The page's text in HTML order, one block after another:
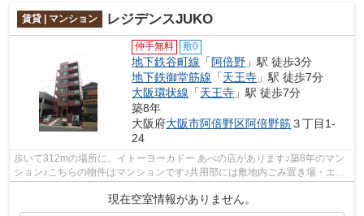
賃貸 | マンション レジデンスJUKO
仲手無料 敷0
地下鉄谷町線 「 阿倍野 」駅 徒歩3分
地下鉄御堂筋線 「天王寺 」駅 徒歩7分
大阪環状線 「天王寺 」駅 徒歩7分
築8年
大阪府大阪市阿倍野区阿倍野筋３丁目1-
24
歩いて312mの場所に、イトーヨーカドー あべの店があります♪築8年のマン
ション♪こちらの物件はマンションです♪共用部には敷地内ごみ置き場・エレ
現在空室情報がありません。